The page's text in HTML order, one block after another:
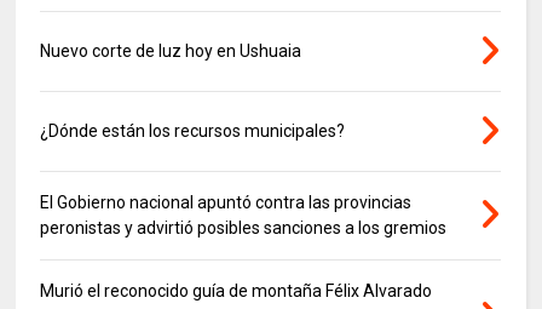
Nuevo corte de luz hoy en Ushuaia
¿Dónde están los recursos municipales?
El Gobierno nacional apuntó contra las provincias
peronistas y advirtió posibles sanciones a los gremios
Murió el reconocido guía de montaña Félix Alvarado